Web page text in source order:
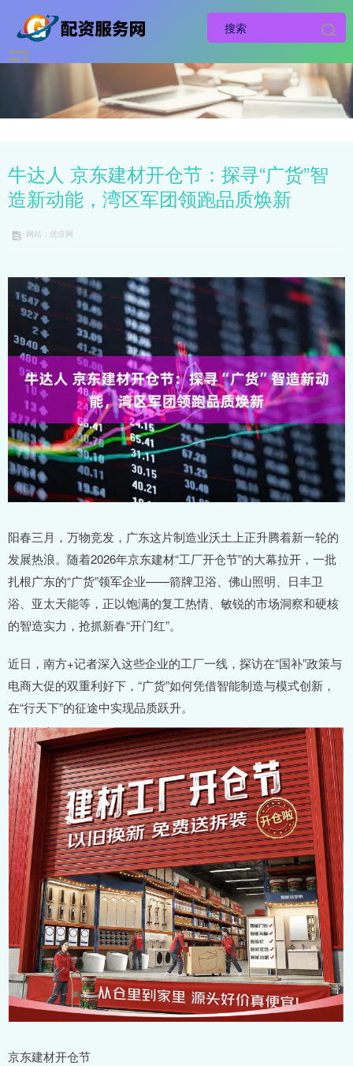
牛达人 京东建材开仓节：探寻“广货”智
造新动能，湾区军团领跑品质焕新
网站：优倍网
阳春三月，万物竞发，广东这片制造业沃土上正升腾着新一轮的
发展热浪。随着2026年京东建材“工厂开仓节”的大幕拉开，一批
扎根广东的“广货”领军企业——箭牌卫浴、佛山照明、日丰卫
浴、亚太天能等，正以饱满的复工热情、敏锐的市场洞察和硬核
的智造实力，抢抓新春“开门红”。
近日，南方+记者深入这些企业的工厂一线，探访在“国补”政策与
电商大促的双重利好下，“广货”如何凭借智能制造与模式创新，
在“行天下”的征途中实现品质跃升。
京东建材开仓节